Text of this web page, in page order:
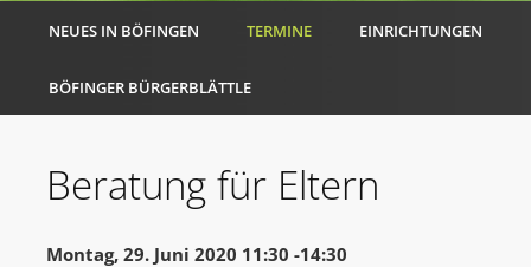
NEUES IN BÖFINGEN TERMINE EINRICHTUNGEN
BÖFINGER BÜRGERBLÄTTLE
Beratung für Eltern
Montag, 29. Juni 2020 11:30 -14:30